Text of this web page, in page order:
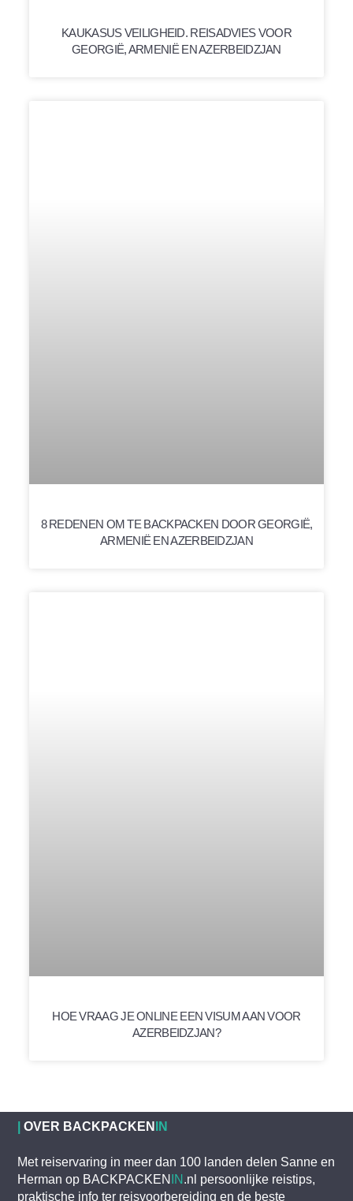
KAUKASUS VEILIGHEID. REISADVIES VOOR
GEORGIË, ARMENIË EN AZERBEIDZJAN
8 REDENEN OM TE BACKPACKEN DOOR GEORGIË,
ARMENIË EN AZERBEIDZJAN
HOE VRAAG JE ONLINE EEN VISUM AAN VOOR
AZERBEIDZJAN?
|OVER BACKPACKEN IN
Met reiservaring in meer dan 100 landen delen Sanne en
Herman op BACKPACKEN IN .nl persoonlijke reistips,
praktische info ter reisvoorbereiding en de beste